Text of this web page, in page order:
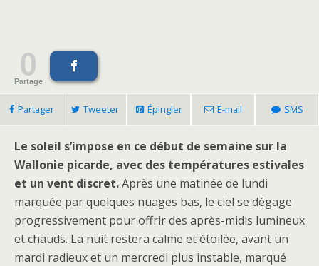
0
Partage
Partager Tweeter Épingler E-mail SMS
Le soleil s’impose en ce début de semaine sur la
Wallonie picarde, avec des températures estivales
et un vent discret.Après une matinée de lundi
marquée par quelques nuages bas, le ciel se dégage
progressivement pour offrir des après-midis lumineux
et chauds. La nuit restera calme et étoilée, avant un
mardi radieux et un mercredi plus instable, marqué